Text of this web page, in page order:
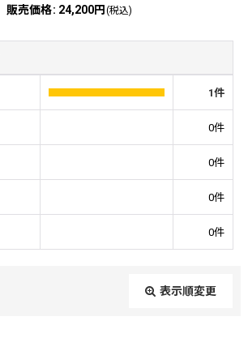
販売価格: 24,200円 (税込)
1件
0件
0件
0件
0件
表示順変更